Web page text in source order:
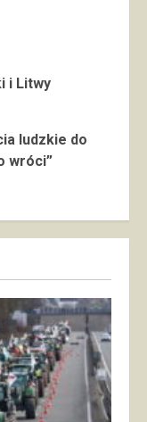
i Litwy
ludzkie do
wróci”